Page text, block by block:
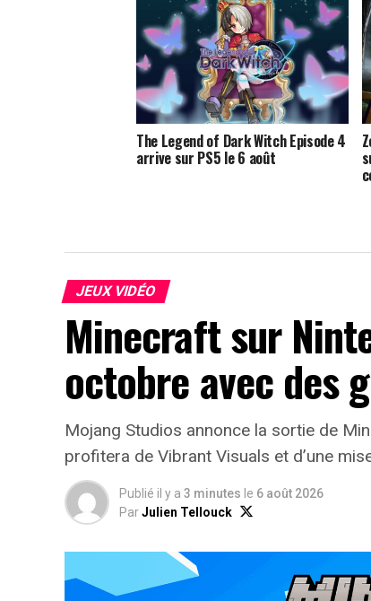
The Legend of Dark Witch Episode 4
arrive sur PS5 le 6 août
JEUX VIDÉO
Minecraft sur
octobre avec des
Mojang Studios annonce la sortie de
profitera de Vibrant Visuals et d’une
Publié il y a 3 minutes le 6 août 2026
ParJulien Tellouck